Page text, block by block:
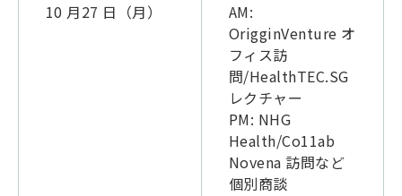
10 月27 日（月）
AM:
OrigginVenture オ
フィス訪
問/HealthTEC.SG
レクチャー
PM: NHG
Health/Co11ab
Novena 訪問など
個別商談